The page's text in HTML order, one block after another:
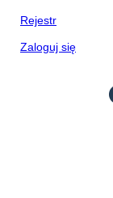
Rejestr
Zaloguj się